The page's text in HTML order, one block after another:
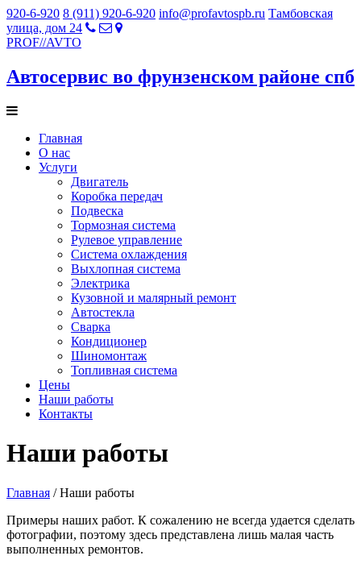
920-6-920 8 (911) 920-6-920 info@profavtospb.ru Тамбовская
улица, дом 24
PROF//AVTO
Автосервис во фрунзенском районе спб
Главная
О нас
Услуги
Двигатель
Коробка передач
Подвеска
Тормозная система
Рулевое управление
Система охлаждения
Выхлопная система
Электрика
Кузовной и малярный ремонт
Автостекла
Сварка
Кондиционер
Шиномонтаж
Топливная система
Цены
Наши работы
Контакты
Наши работы
Главная / Наши работы
Примеры наших работ. К сожалению не всегда удается сделать
фотографии, поэтому здесь представлена лишь малая часть
выполненных ремонтов.